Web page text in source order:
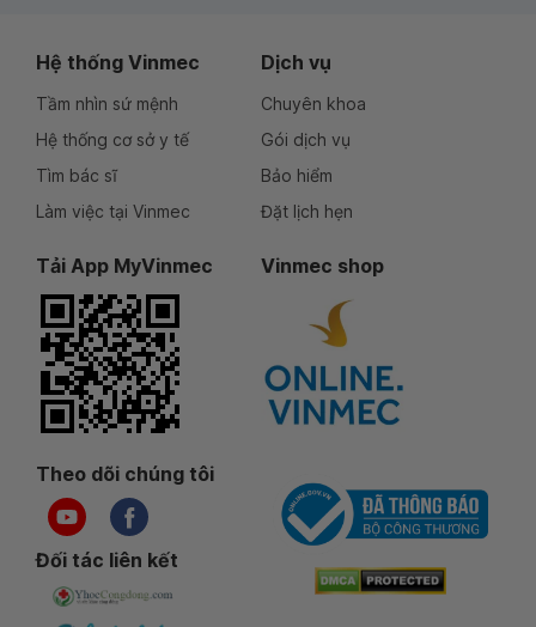
Hệ thống Vinmec
Tầm nhìn sứ mệnh
Hệ thống cơ sở y tế
Tìm bác sĩ
Làm việc tại Vinmec
Dịch vụ
Chuyên khoa
Gói dịch vụ
Bảo hiểm
Đặt lịch hẹn
Tải App MyVinmec Vinmec shop
Theo dõi chúng tôi
Đối tác liên kết